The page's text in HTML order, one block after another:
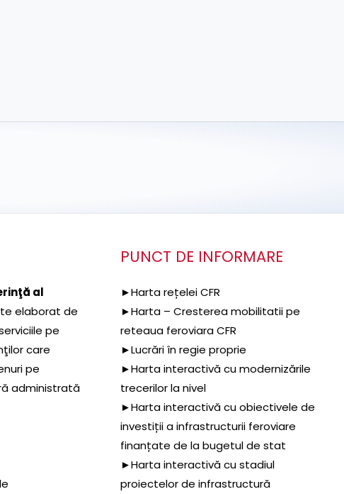
al
elaborat de
pe
care
pe
administrată
PUNCT DE INFORMARE
►Harta rețelei CFR
►Harta – Cresterea mobilitatii pe
reteaua feroviara CFR
►Lucrări în regie proprie
►Harta interactivă cu modernizările
trecerilor la nivel
►Harta interactivă cu obiectivele de
investiții a infrastructurii feroviare
finanțate de la bugetul de stat
►Harta interactivă cu stadiul
proiectelor de infrastructură